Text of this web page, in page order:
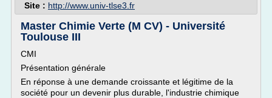
Site : http://www.univ-tlse3.fr
Master Chimie Verte (M CV) - Université
Toulouse III
CMI
Présentation générale
En réponse à une demande croissante et légitime de la
société pour un devenir plus durable, l'industrie chimique